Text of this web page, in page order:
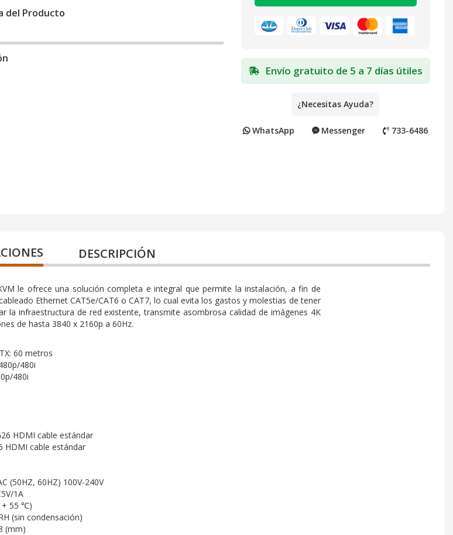
del Producto
Envío gratuito de 5 a 7 días útiles
¿Necesitas Ayuda?
WhatsApp Messenger 733-6486
DESCRIPCIÓN
le ofrece una solución completa e integral que permite la instalación, a fin de
Ethernet CAT5e/CAT6 o CAT7, lo cual evita los gastos y molestias de tener
la infraestructura de red existente, transmite asombrosa calidad de imágenes 4K
de hasta 3840 x 2160p a 60Hz.
60 metros
480i
480i
HDMI cable estándar
HDMI cable estándar
(50HZ, 60HZ) 100V-240V
1A
+ 55 ℃)
(sin condensación)
(mm)